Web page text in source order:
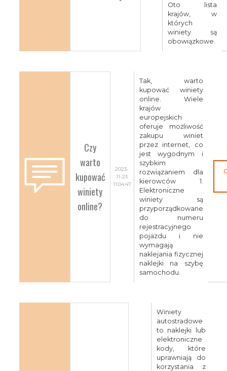
Oto lista
krajów, w
których
winiety są
obowiązkowe.
Czy
warto
kupować
winiety
online?
2023-
11-23
11:04:47
Tak, warto
kupować winiety
online. Wiele
krajów
europejskich
oferuje możliwość
zakupu winiet
przez internet, co
jest wygodnym i
szybkim
rozwiązaniem dla
kierowców 1.
Elektroniczne
winiety są
przyporządkowane
do numeru
rejestracyjnego
pojazdu i nie
wymagają
naklejania fizycznej
naklejki na szybę
samochodu.
Winiety
autostradowe
to naklejki lub
elektroniczne
kody, które
uprawniają do
korzystania z